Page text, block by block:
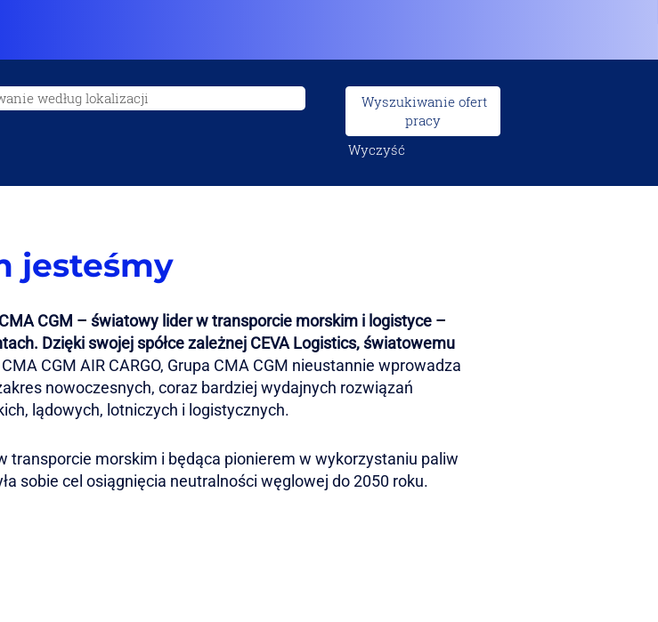
Wyczyść
jesteśmy
CGM – światowy lider w transporcie morskim i logistyce –
Dzięki swojej spółce zależnej CEVA Logistics, światowemu
CGM AIR CARGO, Grupa CMA CGM nieustannie wprowadza
nowoczesnych, coraz bardziej wydajnych rozwiązań
lądowych, lotniczych i logistycznych.
morskim i będąca pionierem w wykorzystaniu paliw
sobie cel osiągnięcia neutralności węglowej do 2050 roku.